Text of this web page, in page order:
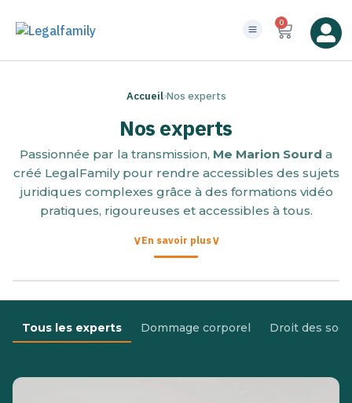
0
Accueil›Nos experts
Nos experts
Passionnée par la transmission, Me Marion Sourd a
créé LegalFamily pour rendre accessibles des sujets
juridiques complexes grâce à des formations vidéo
pratiques, rigoureuses et accessibles à tous.
En savoir plus
Tous les experts Dommage corporel Droit des